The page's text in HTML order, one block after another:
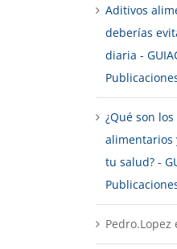
Aditivos
deberías
diaria -
¿Qué son
alimentarios
tu salud? -
Pedro.Lopez